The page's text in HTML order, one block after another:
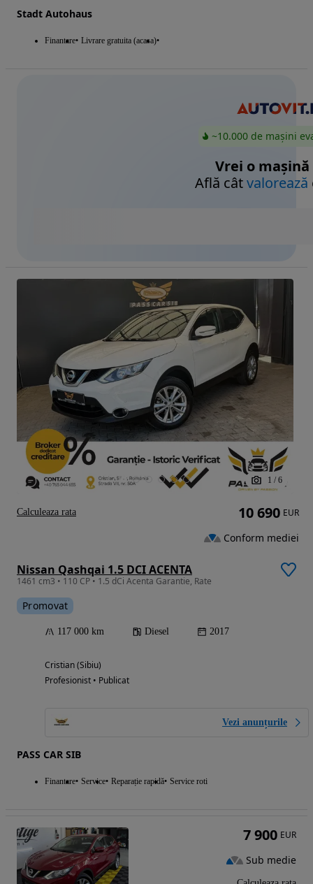
Stadt Autohaus
Finantare Livrare gratuita (acasa)
~10.000 de mașini
Vrei o mașină
Află câtvalorează
1 / 6
Nissan Qashqai 1.5 DCI ACENTA
1461 cm3 • 110 CP • 1.5 dCi Acenta Garantie, Rate
Promovat
117 000 km Diesel 2017
Cristian (Sibiu)
Profesionist • Publicat
Vezi anunțurile
PASS CAR SIB
Finantare Service Reparație rapidă Service roti
10 690 EUR
Conform mediei
Calculeaza rata
7 900 EUR
Sub medie